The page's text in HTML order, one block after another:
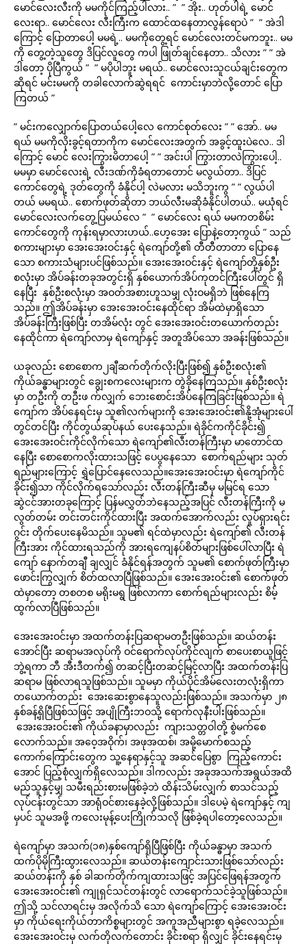
မောင်လေးလီးကို မမကိုင်ကြည့်ပါလား.. ” ” အိုး.. ဟုတ်ပါရဲ့ မောင်
လေးရာ.. မောင်လေး လီးကြီးက ထောင်ထနေတာလွန်ရောပဲ ” ” အဲဒါ
ကြောင့် ပြောတာပေါ့ မမရဲ့.. မမကိုတွေ့ရင် မောင်လေးတင်မကဘူး.. မမ
ကို တွေ့တဲ့သူတွေ ဒိပြင်လူတွေ ကပါ ဖြုတ်ချင်နေတာ.. သိလား ” ” အဲ
ဒါတော့ ပိုပြီကွယ် ” ” မပိုပါဘူး မရယ်.. မောင်လေးသူငယ်ချင်းတွေက
ဆိုရင် မင်းမမကို တခါလောက်ဆွဲရရင် ကောင်းမှာဘဲလို့တောင် ပြော
ကြတယ် ”
” မင်းကလျှောက်ပြောတယ်ပေါ့လေ ကောင်စုတ်လေး ” ” အော်.. မမ
ရယ် မမကိုလိုးခွင့်ရတာကိုက မောင်လေးအတွက် အခွင့်ထူးပဲလေ.. ဒါ
ကြောင့် မောင် လေးကြွားမိတာပေါ့ ” ” အင်းပါ ကြွားတာလဲကြွားပေါ့..
မမမှာ မောင်လေးရဲ့ လီးဒဏ်ကိုခံရတာတောင် မလွယ်တာ.. ဒိပြင်
ကောင်တွေရဲ့ ဒုတ်တွေကို ခံနိုင်ပါ့ လဲမလား မသိဘူးကွ ” ” လွယ်ပါ
တယ် မမရယ်.. စောက်ဖုတ်ဆိုတာ ဘယ်လီးမဆိုခံနိုင်ပါတယ်.. မယုံရင်
မောင်လေးလက်တွေ့ပြမယ်လေ ” ” မောင်လေး ရယ် မမကတစိမ်း
ကောင်တွေကို ကုန်းရမှာလားဟယ်..ဟေ့အေး ပြောနဲ့တော့ကွယ် ” သည်
စကားများမှာ အေးအေးဝင်းနှင့် ရဲကျော်တို့၏ တီတီတာတာ ပြောနေ
သော စကားသံများပင်ဖြစ်သည်။ အေးအေးဝင်းနှင့် ရဲကျော်တို့နှစ်ဦး
စလုံးမှာ အိပ်ခန်းတခုအတွင်းရှိ နှစ်ယောက်အိပ်ကုတင်ကြီးပေါ်တွင် ရှိ
နေပြီး နှစ်ဦးစလုံးမှာ အဝတ်အစားဟူသမျှ လုံးဝမရှိဘဲ ဖြစ်နေကြ
သည်။ ဤအိပ်ခန်းမှာ အေးအေးဝင်းနေထိုင်ရာ အိမ်ထဲမှာရှိသော
အိပ်ခန်းကြီးဖြစ်ပြီး တအိမ်လုံး တွင် အေးအေးဝင်းတယောက်တည်း
နေထိုင်ကာ ရဲကျော်လာမှ ရဲကျော်နှင့် အတူအိပ်သော အခန်းဖြစ်သည်။
ယခုလည်း စောစောက၂ချီဆက်တိုက်လိုးပြီးဖြစ်၍ နှစ်ဦးစလုံး၏
ကိုယ်ခန္ဓာများတွင် ချွေးစကလေးများက တွဲခိုနေကြသည်။ နှစ်ဦးစလုံး
မှာ တဦးကို တဦးဖ က်လျှက် ဘေးစောင်းအိပ်နေကြခြင်းဖြစ်သည်။ ရဲ
ကျော်က အိပ်နေရင်းမှ သူ၏လက်များကို အေးအေးဝင်း၏နို့အုံများပေါ်
တွင်တင်ပြီး ကိုင်တွယ်ဆုပ်နယ် ပေးနေသည်။ ရဲခိုင်ကကိုင်ခိုင်း၍
အေးအေးဝင်းကိုင်လိုက်သော ရဲကျော်၏လီးတန်ကြီးမှာ မာတောင်ထ
နေပြီး စောစောကလိုးထားသဖြင့် ပေပွနေသော စောက်ရည်များ သုတ်
ရည်များကြောင့် ရွှဲပြောင်နေလေသည်။အေးအေးဝင်းမှာ ရဲကျော်ကိုင်
ခိုင်း၍သာ ကိုင်လိုက်ရသော်လည်း လီးတန်ကြီးဆီမှ မမြင်ရ သော
ဆွဲငင်အားတခုကြောင့် ပြန်မလွှတ်ဘဲနေသည့်အပြင် လီးတန်ကြီးကို မ
လွတ်တမ်း တင်းတင်းကိုင်ထားပြီး အထက်အောက်လည်း လှုပ်ရှားရင်း
ဂွင်း တိုက်ပေးနေမိသည်။ သူမ၏ ရင်ထဲမှာလည်း ရဲကျော်၏ လီးတန်
ကြီးအား ကိုင်ထားရသည်ကို အားရကျေနပ်စိတ်များဖြစ်ပေါ်လာပြီး ရဲ
ကျော် နောက်တချီ ချလျှင် ခံနိုင်ရန်အတွက် သူမ၏ စောက်ဖုတ်ကြီးမှာ
ဖောင်းကြွလျှက် စိတ်ထလာပြီဖြစ်သည်။ အေးအေးဝင်း၏ စောက်ဖုတ်
ထဲမှာတော့ တစတစ မရိုးမရွ ဖြစ်လာကာ စောက်ရည်များလည်း စိမ့်
ထွက်လာပြီဖြစ်သည်။
အေးအေးဝင်းမှာ အထက်တန်းပြဆရာမတဦးဖြစ်သည်။ ဆယ်တန်း
အောင်ပြီး ဆရာမအလုပ်ကို ဝင်ရောက်လုပ်ကိုင်လျက် စာပေးစာယူဖြင့်
ဘွဲ့ရကာ ဘီ အီးဒီတက်၍ တဆင့်ပြီးတဆင့်မြင့်လာပြီး အထက်တန်းပြ
ဆရာမ ဖြစ်လာရသူဖြစ်သည်။ သူမမှာ ကိုယ်ပိုင်အိမ်လေးတလုံးရှိကာ
တယောက်တည်း အေးဆေးစွာနေသူလည်းဖြစ်သည်။ အသက်မှာ ၂၈
နှစ်ခန့်ရှိပြီဖြစ်သဖြင့် အပျိုကြီးဘဝသို့ ရောက်လုနီးပါးဖြစ်သည်။
အေးအေးဝင်း၏ ကိုယ်ခနာမှာလည်း ကျားသတ္တဝါတို့ စွဲမက်စေ
လောက်သည်။ အဝေ့အဝိုက်၊ အဖုအထစ်၊ အမို့မောက်စသည့်
ကောက်ကြောင်းတွေက သူ့နေရာနှင့်သူ အဆင်ပြေစွာ ကြည့်ကောင်း
အောင် ပြည့်စုံလျှက်ရှိလေသည်။ ဒါကလည်း အခုအသက်အရွယ်အထိ
မည်သူနှင့်မျှ သမီးရည်းစားမဖြစ်ခဲ့ဘဲ ထိန်းသိမ်းလျှက် စာသင်သည့်
လုပ်ငန်းတွင်သာ အာရုံဝင်စားနေခဲ့လို့ဖြစ်သည်။ ဒါပေမဲ့ ရဲကျော်နှင့် ကျ
မှပင် သူမအဖို့ ကလေးမုန့်ပေးကြိုက်သလို ဖြစ်ခဲ့ရပါတော့လေသည်။
ရဲကျော်မှာ အသက်(၁၈)နှစ်ကျော်ရှိပြီဖြစ်ပြီး ကိုယ်ခန္ဓာမှာ အသက်
ထက်ပိုမိုကြီးထွားလေသည်။ ဆယ်တန်းကျောင်းသားဖြစ်သော်လည်း
ဆယ်တန်းကို နှစ် ခါဆက်တိုက်ကျထားသဖြင့် အပြင်ဖြေရန်အတွက်
အေးအေးဝင်း၏ ကျုရှင်သင်တန်းတွင် လာရောက်သင်ခဲ့သူဖြစ်သည်။
ဤသို့ သင်လာရင်းမှ အလိုက်သိ သော ရဲကျော်ကြောင့် အေးအေးဝင်း
မှာ ကိုယ်ရေးကိုယ်တာကိစ္စများတွင် အကူအညီများစွာ ရခဲ့လေသည်။
အေးအေးဝင်းမှ လက်တိုလက်တောင်း ခိုင်းစရာ ရှိလျှင် ခိုင်းနေရင်းမှ